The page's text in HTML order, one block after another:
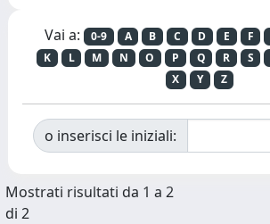
Vai a: 0-9 A B C D E F
K
L M N O P Q R S
X
Y Z
o inserisci le iniziali:
Mostrati risultati da 1 a 2
di 2